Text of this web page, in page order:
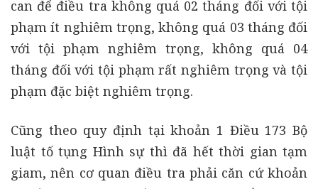
can để điều tra không quá 02 tháng đối với tội
phạm ít nghiêm trọng, không quá 03 tháng đối
với tội phạm nghiêm trọng, không quá 04
tháng đối với tội phạm rất nghiêm trọng và tội
phạm đặc biệt nghiêm trọng.
Cũng theo quy định tại khoản 1 Điều 173 Bộ
luật tố tụng Hình sự thì đã hết thời gian tạm
giam, nên cơ quan điều tra phải căn cứ khoản